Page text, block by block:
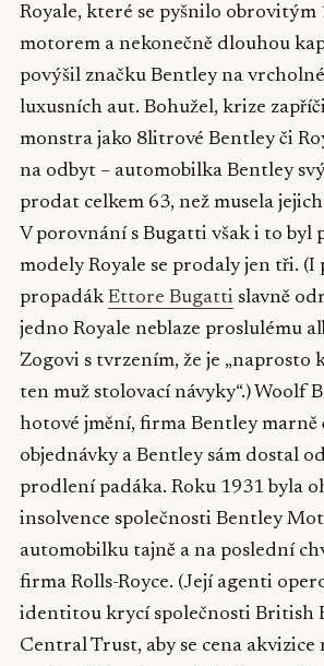
Royale, které se pyšnilo
motorem a nekonečně dlouhou
povýšil značku Bentley na
luxusních aut. Bohužel, krize
monstra jako 8litrové Bentley či
na odbyt – automobilka Bentley
prodat celkem 63, než musela
V porovnání s Bugatti však i to byl
modely Royale se prodaly jen tři. (I
propadákEttore Bugatti slavně
jedno Royale neblaze proslulému
Zogovi s tvrzením, že je „naprosto
ten muž stolovací návyky“.) Woolf
hotové jmění, firma Bentley marně
objednávky a Bentley sám dostal
prodlení padáka. Roku 1931 byla
insolvence společnosti Bentley
automobilku tajně a na poslední
firma Rolls-Royce. (Její agenti
identitou krycí společnosti British
Central Trust, aby se cena akvizice